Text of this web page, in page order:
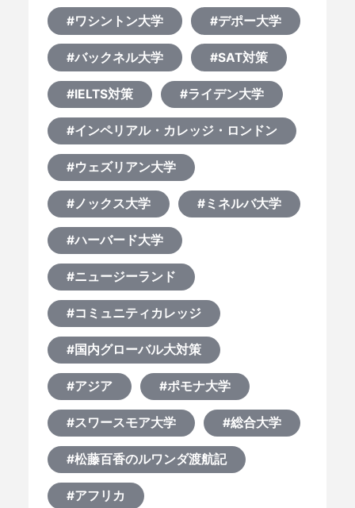
#ワシントン大学 #デポー大学
#バックネル大学 #SAT対策
#IELTS対策 #ライデン大学
#インペリアル・カレッジ・ロンドン
#ウェズリアン大学
#ノックス大学 #ミネルバ大学
#ハーバード大学
#ニュージーランド
#コミュニティカレッジ
#国内グローバル大対策
#アジア #ポモナ大学
#スワースモア大学 #総合大学
#松藤百香のルワンダ渡航記
#アフリカ